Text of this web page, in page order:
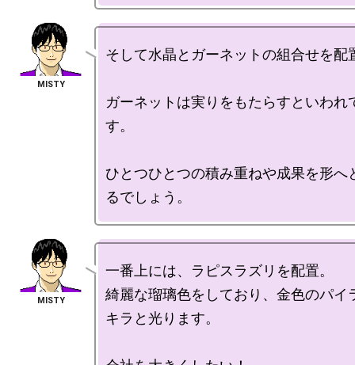
そして水晶とガーネットの組合せを配
ガーネットは実りをもたらすといわれ
す。
ひとつひとつの積み重ねや成果を形へ
一番上には、ラピスラズリを配置。
綺麗な瑠璃色をしており、金色のパイ
キラと光ります。